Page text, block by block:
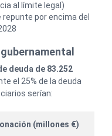
al límite legal)
repunte por encima del
deuda de 83.252
el 25% de la deuda
serían:
(millones €)